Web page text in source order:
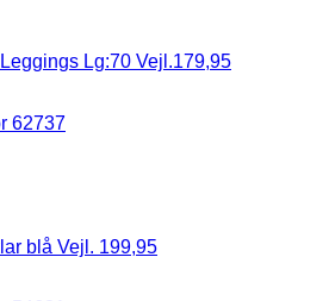
Lg:70 Vejl.179,95
blå Vejl. 199,95